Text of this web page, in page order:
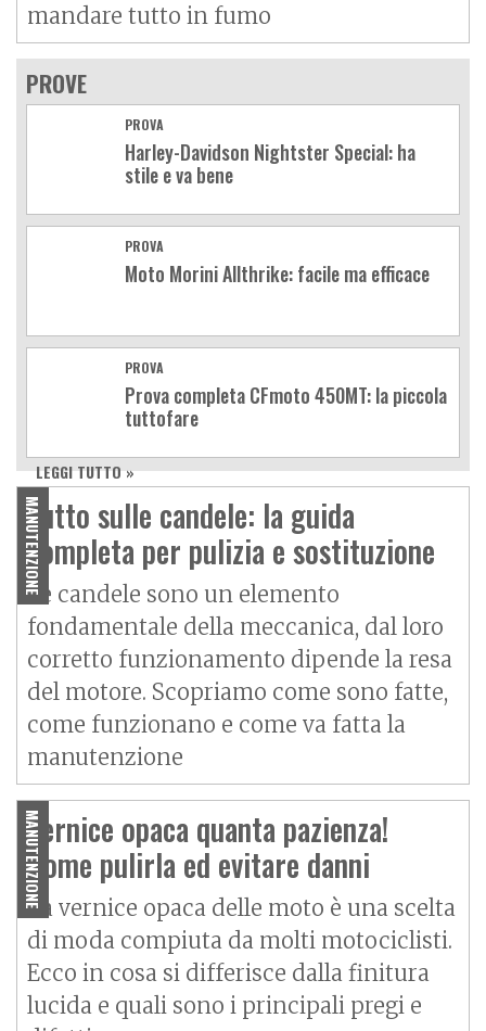
mandare tutto in fumo
PROVE
PROVA
Harley-Davidson Nightster Special: ha
stile e va bene
PROVA
Moto Morini Allthrike: facile ma efficace
PROVA
Prova completa CFmoto 450MT: la piccola
tuttofare
LEGGI TUTTO »
MANUTENZIONE
Tutto sulle candele: la guida
completa per pulizia e sostituzione
Le candele sono un elemento
fondamentale della meccanica, dal loro
corretto funzionamento dipende la resa
del motore. Scopriamo come sono fatte,
come funzionano e come va fatta la
manutenzione
MANUTENZIONE
Vernice opaca quanta pazienza!
Come pulirla ed evitare danni
La vernice opaca delle moto è una scelta
di moda compiuta da molti motociclisti.
Ecco in cosa si differisce dalla finitura
lucida e quali sono i principali pregi e